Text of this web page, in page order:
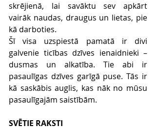
skrējienā, lai savāktu sev apkārt
vairāk naudas, draugus un lietas, pie
kā darboties.
Šī visa uzspiestā pamatā ir divi
galvenie ticības dzīves ienaidnieki
dusmas un alkatība. Tie abi ir
pasaulīgas dzīves garīgā puse. Tās ir
kā saskābis auglis, kas nāk no mūsu
pasaulīgajām saistībām.
SVĒTIE RAKSTI